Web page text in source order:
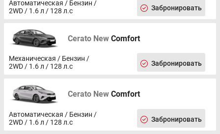
Автоматическая / Бензин /
2WD / 1.6 л / 128 л.с
Забронировать
Cerato New Comfort
Механическая / Бензин /
2WD / 1.6 л / 128 л.с
Забронировать
Cerato New Comfort
Автоматическая / Бензин /
2WD / 1.6 л / 128 л.с
Забронировать